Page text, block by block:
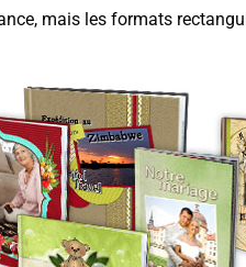
mais les formats